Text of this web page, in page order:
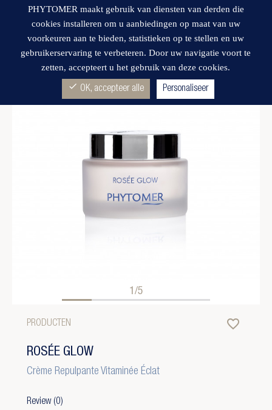
Wishlist
1/5
PRODUCTEN favorite_border
ROSÉE GLOW
Crème Repulpante Vitaminée Éclat
Review (0)
PHYTOMER maakt gebruik van diensten van derden die
cookies installeren om u aanbiedingen op maat van uw
voorkeuren aan te bieden, statistieken op te stellen en uw
gebruikerservaring te verbeteren. Door uw navigatie voort te
zetten, accepteert u het gebruik van deze cookies.
check OK, accepteer alle Personaliseer